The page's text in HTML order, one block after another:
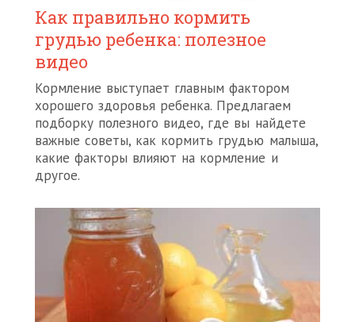
Как правильно кормить
грудью ребенка: полезное
видео
Кормление выступает главным фактором
хорошего здоровья ребенка. Предлагаем
подборку полезного видео, где вы найдете
важные советы, как кормить грудью малыша,
какие факторы влияют на кормление и
другое.